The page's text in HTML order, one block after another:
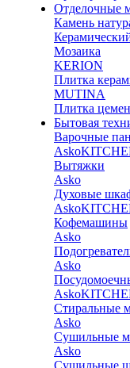
Отделочные
Камень
Мозаика
KERION
Плитка
MUTINA
Плитка
Бытовая
Варочные
Asko
Вытяжки
Asko
Духовые
Asko
Кофемашины
Asko
Asko
Asko
Стиральные
Asko
Сушильные
Asko
Сушильные